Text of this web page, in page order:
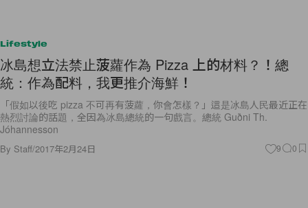
Lifestyle
冰島想立法禁止菠蘿作為 Pizza 上的材料？！總
統：作為配料，我更推介海鮮！
「假如以後吃 pizza 不可再有菠蘿，你會怎樣？」這是冰島人民最近正在
熱烈討論的話題，全因為冰島總統的一句戲言。總統 Guðni Th.
Jóhannesson
By Staff/2017年2月24日 9 0